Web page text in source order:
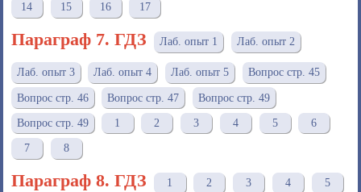
14 15 16 17
Параграф 7. ГДЗ Лаб. опыт 1 Лаб. опыт 2
Лаб. опыт 3 Лаб. опыт 4 Лаб. опыт 5 Вопрос стр. 45
Вопрос стр. 46 Вопрос стр. 47 Вопрос стр. 49
Вопрос стр. 49 1 2 3 4 5 6
7 8
Параграф 8. ГДЗ 1 2 3 4 5